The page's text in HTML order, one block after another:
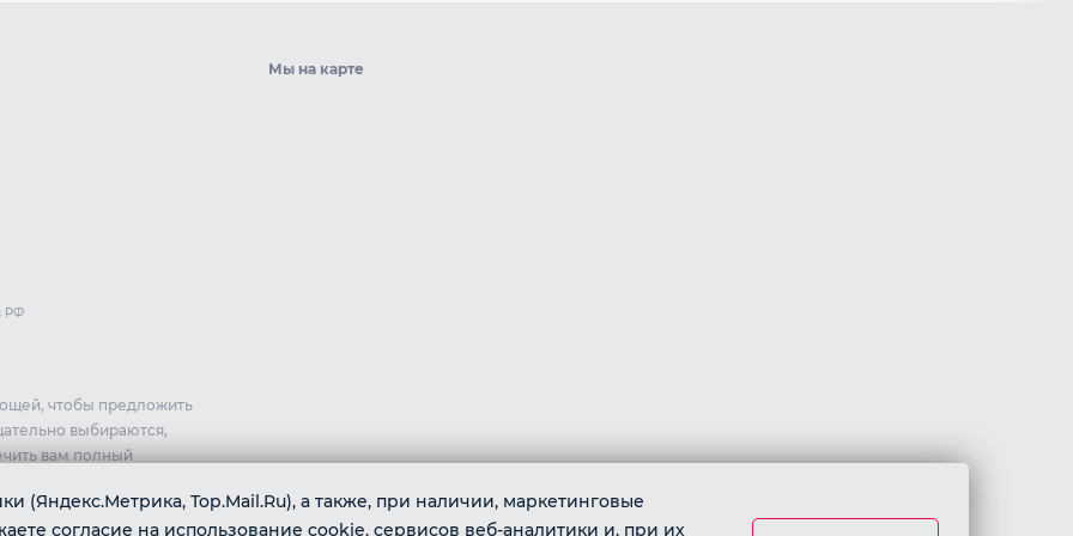
РФ
Мы на карте
чтобы предложить
выбираются,
вам полный
(Яндекс.Метрика, Top.Mail.Ru), а также, при наличии, маркетинговые
согласие на использование cookie, сервисов веб-аналитики и, при их